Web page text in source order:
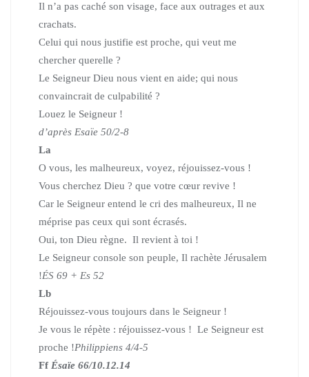
Il n’a pas caché son visage, face aux outrages et aux
crachats.
Celui qui nous justifie est proche, qui veut me
chercher querelle ?
Le Seigneur Dieu nous vient en aide; qui nous
convaincrait de culpabilité ?
Louez le Seigneur !
d’après Esaïe 50/2-8
La
O vous, les malheureux, voyez, réjouissez-vous !
Vous cherchez Dieu ? que votre cœur revive !
Car le Seigneur entend le cri des malheureux, Il ne
méprise pas ceux qui sont écrasés.
Oui, ton Dieu règne. Il revient à toi !
Le Seigneur console son peuple, Il rachète Jérusalem
!ÉS 69 + Es 52
Lb
Réjouissez-vous toujours dans le Seigneur !
Je vous le répète : réjouissez-vous ! Le Seigneur est
proche !Philippiens 4/4-5
Ff Ésaïe 66/10.12.14